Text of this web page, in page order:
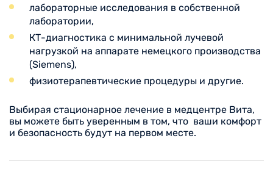
лабораторные исследования в собственной
лаборатории,
КТ-диагностика с минимальной лучевой
нагрузкой на аппарате немецкого производства
(Siemens),
физиотерапевтические процедуры и другие.
Выбирая стационарное лечение в медцентре Вита,
вы можете быть уверенным в том, что ваши комфорт
и безопасность будут на первом месте.